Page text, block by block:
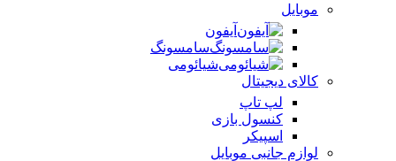
موبایل
آیفون
سامسونگ
شیائومی
کالای دیجیتال
لپ تاپ
کنسول بازی
اسپیکر
لوازم جانبی موبایل